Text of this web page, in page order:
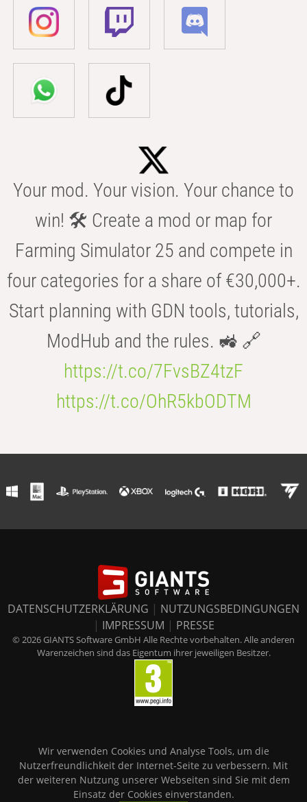
Your mod. Your vision. Your chance to
win! 🛠️ Create a mod or map for
Farming Simulator 25 and compete in
four categories for a share of €30,000+.
Start planning with GDN tools, tutorials,
ModHub and the rules. 🚜 🔗
https://t.co/7FvsBZ4tzF
https://t.co/OhR5kbODTM
DATENSCHUTZERKLÄRUNG | NUTZUNGSBEDINGUNGEN
| IMPRESSUM | PRESSE
© 2026 GIANTS Software GmbH Alle Rechte vorbehalten. Alle anderen
Warenzeichen sind das Eigentum ihrer jeweiligen Besitzer.
Wir verwenden Cookies und Analyse Tools, um die
Nutzerfreundlichkeit der Internet-Seite zu verbessern. Mit
der weiteren Nutzung unserer Webseiten sind Sie mit dem
Einsatz der Cookies einverstanden.